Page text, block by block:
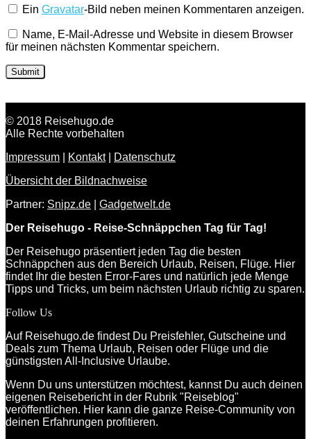
EinGravatar-Bild neben meinen Kommentaren anzeigen.
Name, E-Mail-Adresse und Website in diesem Browser
für meinen nächsten Kommentar speichern.
© 2018 Reisehugo.de
Alle Rechte vorbehalten
Impressum
Kontakt|
Datenschutz
Übersicht der Bildnachweise
Partner: Snipz.de
Gadgetwelt.de
Der Reisehugo - Reise-Schnäppchen Tag für Tag!
Der Reisehugo präsentiert jeden Tag die besten
Schnäppchen aus den Bereich Urlaub, Reisen, Flüge. Hier
findet Ihr die besten Error-Fares und natürlich jede Menge
Tipps und Tricks, um beim nächsten Urlaub richtig zu sparen.
Follow Us
Auf Reisehugo.de findest Du Preisfehler, Gutscheine und
Deals zum Thema Urlaub, Reisen oder Flüge und die
günstigsten All-Inclusive Urlaube.
Wenn Du uns unterstützen möchtest, kannst Du auch deinen
eigenen Reisebericht in der Rubrik "Reiseblog"
veröffentlichen. Hier kann die ganze Reise-Community von
deinen Erfahrungen profitieren.